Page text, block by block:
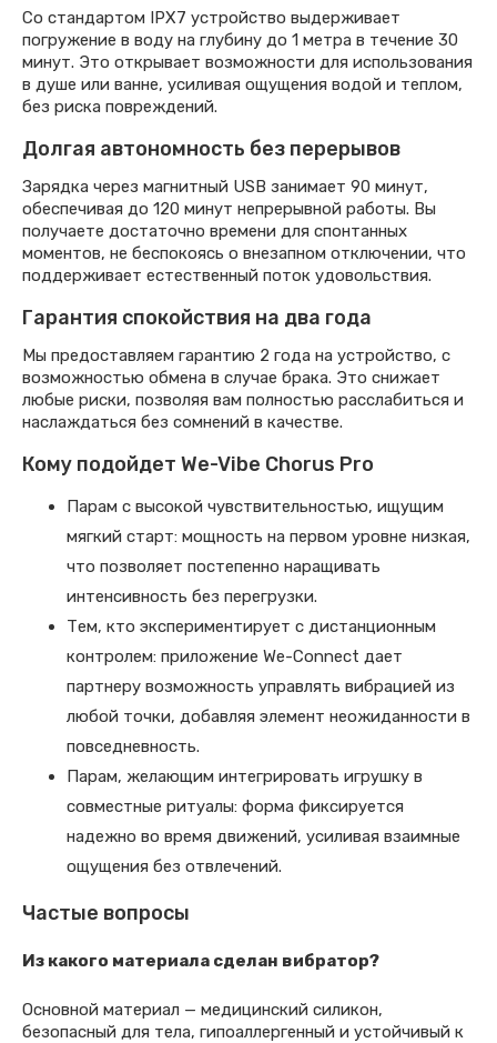
Со стандартом IPX7 устройство выдерживает
погружение в воду на глубину до 1 метра в течение 30
минут. Это открывает возможности для использования
в душе или ванне, усиливая ощущения водой и теплом,
без риска повреждений.
Долгая автономность без перерывов
Зарядка через магнитный USB занимает 90 минут,
обеспечивая до 120 минут непрерывной работы. Вы
получаете достаточно времени для спонтанных
моментов, не беспокоясь о внезапном отключении, что
поддерживает естественный поток удовольствия.
Гарантия спокойствия на два года
Мы предоставляем гарантию 2 года на устройство, с
возможностью обмена в случае брака. Это снижает
любые риски, позволяя вам полностью расслабиться и
наслаждаться без сомнений в качестве.
Кому подойдет We-Vibe Chorus Pro
Парам с высокой чувствительностью, ищущим
мягкий старт: мощность на первом уровне низкая,
что позволяет постепенно наращивать
интенсивность без перегрузки.
Тем, кто экспериментирует с дистанционным
контролем: приложение We-Connect дает
партнеру возможность управлять вибрацией из
любой точки, добавляя элемент неожиданности в
повседневность.
Парам, желающим интегрировать игрушку в
совместные ритуалы: форма фиксируется
надежно во время движений, усиливая взаимные
ощущения без отвлечений.
Частые вопросы
Из какого материала сделан вибратор?
Основной материал — медицинский силикон,
безопасный для тела, гипоаллергенный и устойчивый к